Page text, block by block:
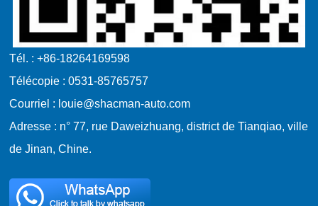
Tél. : +86-18264169598
Télécopie : 0531-85765757
Courriel : louie@shacman-auto.com
Adresse : n° 77, rue Daweizhuang, district de Tianqiao, ville
de Jinan, Chine.